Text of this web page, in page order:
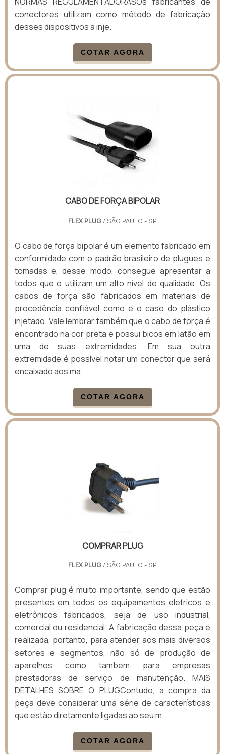
conectores utilizam como método de fabricação
desses dispositivos a inje.
COTAR AGORA
CABO DE FORÇA BIPOLAR
FLEX PLUG / SÃO PAULO - SP
O cabo de força bipolar é um elemento fabricado em
conformidade com o padrão brasileiro de plugues e
tomadas e, desse modo, consegue apresentar a
todos que o utilizam um alto nível de qualidade. Os
cabos de força são fabricados em materiais de
procedência confiável como é o caso do plástico
injetado. Vale lembrar também que o cabo de força é
encontrado na cor preta e possui bicos em latão em
uma de suas extremidades. Em sua outra
extremidade é possível notar um conector que será
encaixado aos ma.
COTAR AGORA
COMPRAR PLUG
FLEX PLUG / SÃO PAULO - SP
Comprar plug é muito importante, sendo que estão
presentes em todos os equipamentos elétricos e
eletrônicos fabricados, seja de uso industrial,
comercial ou residencial. A fabricação dessa peça é
realizada, portanto, para atender aos mais diversos
setores e segmentos, não só de produção de
aparelhos como também para empresas
prestadoras de serviço de manutenção. MAIS
DETALHES SOBRE O PLUGContudo, a compra da
peça deve considerar uma série de características
que estão diretamente ligadas ao seu m.
COTAR AGORA